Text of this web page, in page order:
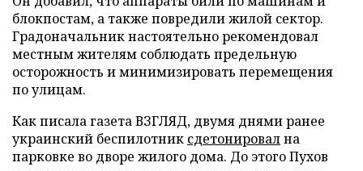
блокпостам, а также повредили жилой сектор.
Градоначальник настоятельно рекомендовал
местным жителям соблюдать предельную
осторожность и минимизировать перемещения
по улицам.
Как писала газета ВЗГЛЯД, двумя днями ранее
украинский беспилотник сдетонировална
парковке во дворе жилого дома. До этого Пухов